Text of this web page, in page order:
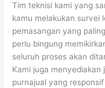
Tim teknisi kami yang
kamu melakukan survei
pemasangan yang
perlu bingung
seluruh proses akan
Kami juga menyediakan
purnajual yang